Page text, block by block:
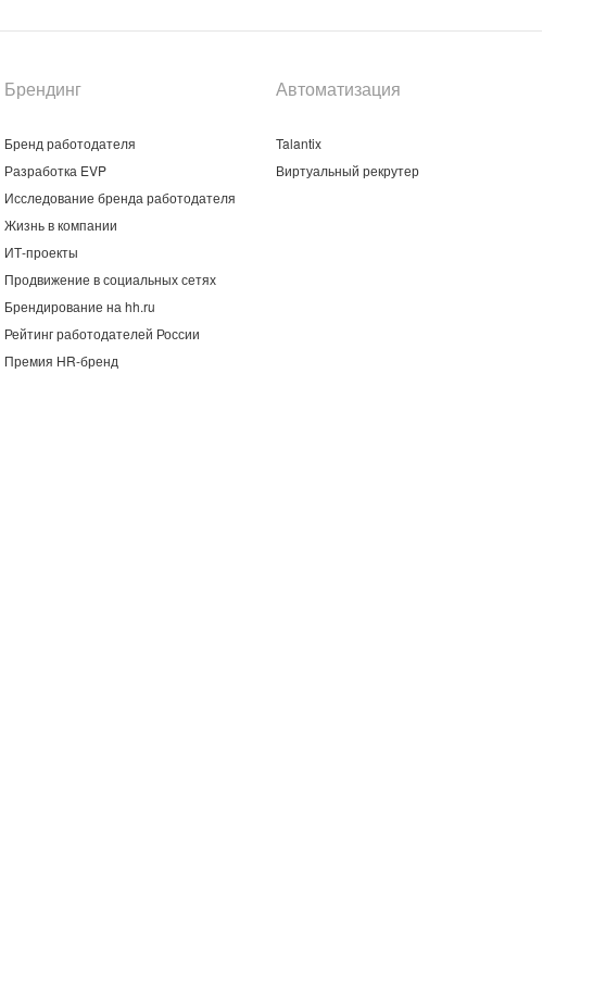
Брендинг
Бренд работодателя
Разработка EVP
Исследование бренда работодателя
Жизнь в компании
ИТ-проекты
Продвижение в социальных сетях
Брендирование на hh.ru
Рейтинг работодателей России
Премия HR-бренд
Автоматизация
Talantix
Виртуальный рекрутер